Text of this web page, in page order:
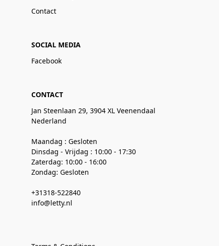
Contact
SOCIAL MEDIA
Facebook
CONTACT
Jan Steenlaan 29, 3904 XL Veenendaal
Nederland
Maandag : Gesloten
Dinsdag - Vrijdag : 10:00 - 17:30
Zaterdag: 10:00 - 16:00
Zondag: Gesloten
+31318-522840
info@letty.nl